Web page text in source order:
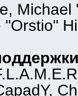
"Orstio"